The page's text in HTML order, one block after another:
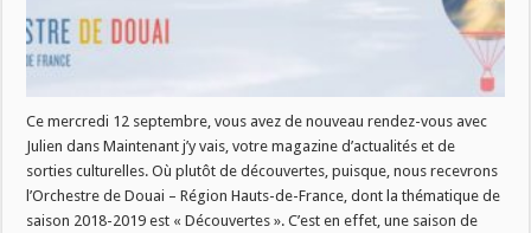
Ce mercredi 12 septembre, vous avez de nouveau rendez-vous avec
Julien dans Maintenant j’y vais, votre magazine d’actualités et de
sorties culturelles. Où plutôt de découvertes, puisque, nous recevrons
l’Orchestre de Douai – Région Hauts-de-France, dont la thématique de
saison 2018-2019 est « Découvertes ». C’est en effet, une saison de